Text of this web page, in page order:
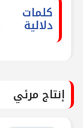
كلمات
دلالية
إنتاج مرئي